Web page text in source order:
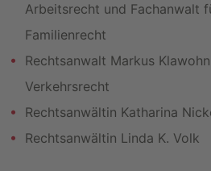
Arbeitsrecht und Fachanwalt
Familienrecht
Rechtsanwalt Markus
Verkehrsrecht
Rechtsanwältin Katharina
Rechtsanwältin Linda K. Volk